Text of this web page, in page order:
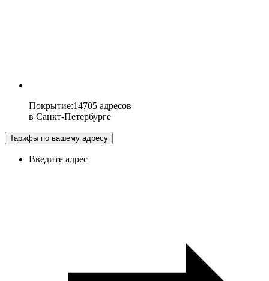
Покрытие:14705 адресов
в Санкт-Петербурге
Тарифы по вашему адресу
Введите адрес